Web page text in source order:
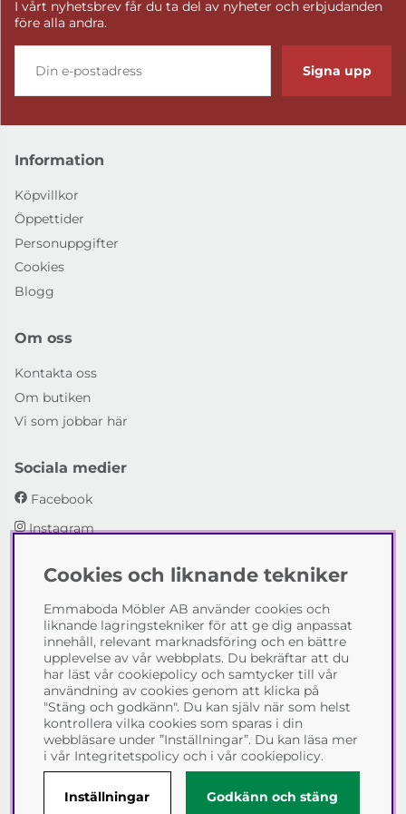
I vårt nyhetsbrev får du ta del av nyheter och erbjudanden
före alla andra.
Signa upp
Information
Köpvillkor
Öppettider
Personuppgifter
Cookies
Blogg
Om oss
Kontakta oss
Om butiken
Vi som jobbar här
Sociala medier
Facebook
Instagram
Emmaboda Möbler AB
I fyra generationer har vi hjälpt människor att möblera
sina hem och uppfylla sina inredningsdrömmar med
möbeldesign av högsta kvalitet. Vi vill hjälpa just dig att
skapa ditt drömhem - kontakta gärna oss och berätta
hur vi kan hjälpa dig.
Telefon:0471-13690
E-post:info@emmabodamobler.se
Cookies och liknande tekniker
Emmaboda Möbler AB använder cookies och
liknande lagringstekniker för att ge dig anpassat
innehåll, relevant marknadsföring och en bättre
upplevelse av vår webbplats. Du bekräftar att du
har läst vår cookiepolicy och samtycker till vår
användning av cookies genom att klicka på
"Stäng och godkänn". Du kan själv när som helst
kontrollera vilka cookies som sparas i din
webbläsare under ”Inställningar”. Du kan läsa mer
i vår Integritetspolicy och i vår cookiepolicy.
Inställningar Godkänn och stäng